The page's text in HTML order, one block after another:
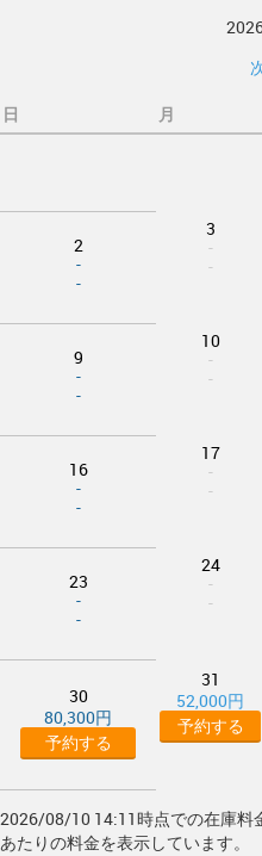
日 月
2
-
-
3
-
-
9
-
-
10
-
-
16
-
-
17
-
-
23
-
-
24
-
-
30
80,300円
予約する
31
52,000円
予約する
2026/08/10 14:11時点での在庫料
あたりの料金を表示しています。